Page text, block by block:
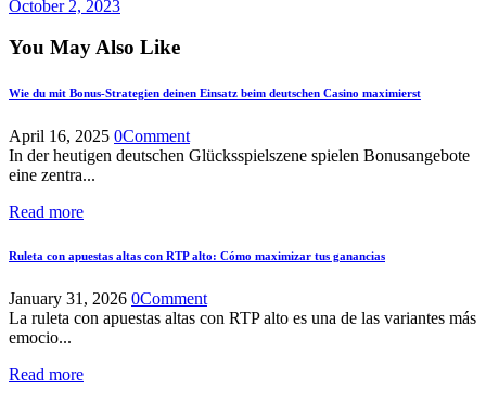
October 2, 2023
You May Also Like
Wie du mit Bonus-Strategien deinen Einsatz beim deutschen Casino maximierst
April 16, 2025 0Comment
In der heutigen deutschen Glücksspielszene spielen Bonusangebote
eine zentra...
Read more
Ruleta con apuestas altas con RTP alto: Cómo maximizar tus ganancias
January 31, 2026 0Comment
La ruleta con apuestas altas con RTP alto es una de las variantes más
emocio...
Read more